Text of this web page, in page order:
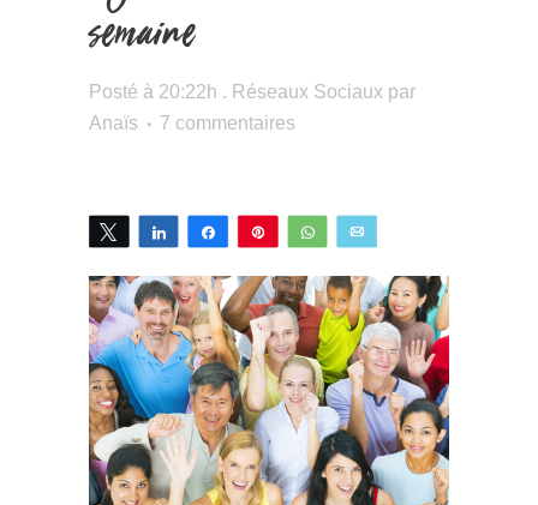
semaine
Posté à 20:22h . Réseaux Sociaux par
Anaïs
7 commentaires
Tweetez Partagez Partagez Épingle WhatsApp